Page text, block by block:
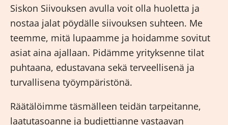
Siskon Siivouksen avulla voit olla huoletta ja
nostaa jalat pöydälle siivouksen suhteen. Me
teemme, mitä lupaamme ja hoidamme sovitut
asiat aina ajallaan. Pidämme yrityksenne tilat
puhtaana, edustavana sekä terveellisenä ja
turvallisena työympäristönä.
Räätälöimme täsmälleen teidän tarpeitanne,
laatutasoanne ja budjettianne vastaavan